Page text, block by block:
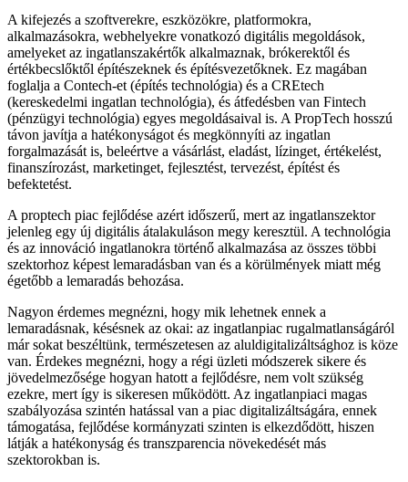
A kifejezés a szoftverekre, eszközökre, platformokra,
alkalmazásokra, webhelyekre vonatkozó digitális megoldások,
amelyeket az ingatlanszakértők alkalmaznak, brókerektől és
értékbecslőktől építészeknek és építésvezetőknek. Ez magában
foglalja a Contech-et (építés technológia) és a CREtech
(kereskedelmi ingatlan technológia), és átfedésben van Fintech
(pénzügyi technológia) egyes megoldásaival is. A PropTech hosszú
távon javítja a hatékonyságot és megkönnyíti az ingatlan
forgalmazását is, beleértve a vásárlást, eladást, lízinget, értékelést,
finanszírozást, marketinget, fejlesztést, tervezést, építést és
befektetést.
A proptech piac fejlődése azért időszerű, mert az ingatlanszektor
jelenleg egy új digitális átalakuláson megy keresztül. A technológia
és az innováció ingatlanokra történő alkalmazása az összes többi
szektorhoz képest lemaradásban van és a körülmények miatt még
égetőbb a lemaradás behozása.
Nagyon érdemes megnézni, hogy mik lehetnek ennek a
lemaradásnak, késésnek az okai: az ingatlanpiac rugalmatlanságáról
már sokat beszéltünk, természetesen az aluldigitalizáltsághoz is köze
van. Érdekes megnézni, hogy a régi üzleti módszerek sikere és
jövedelmezősége hogyan hatott a fejlődésre, nem volt szükség
ezekre, mert így is sikeresen működött. Az ingatlanpiaci magas
szabályozása szintén hatással van a piac digitalizáltságára, ennek
támogatása, fejlődése kormányzati szinten is elkezdődött, hiszen
látják a hatékonyság és transzparencia növekedését más
szektorokban is.